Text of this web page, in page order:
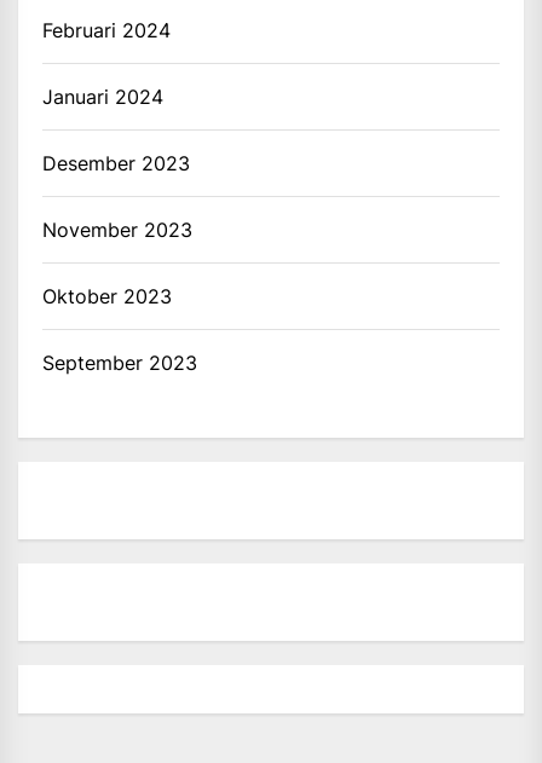
Februari 2024
Januari 2024
Desember 2023
November 2023
Oktober 2023
September 2023